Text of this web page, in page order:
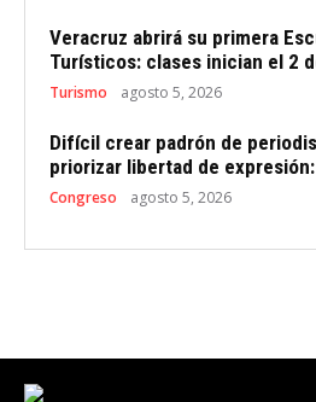
Veracruz abrirá su primera
Turísticos: clases inician el 2
Turismo agosto 5, 2026
Difícil crear padrón de
priorizar libertad de
Congreso agosto 5, 2026